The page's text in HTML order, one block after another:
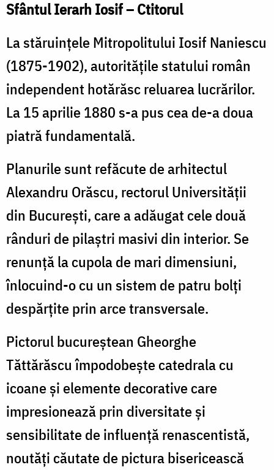
Sfântul Ierarh Iosif – Ctitorul
La stăruinţele Mitropolitului Iosif Naniescu
(1875-1902), autorităţile statului român
independent hotărăsc reluarea lucrărilor.
La 15 aprilie 1880 s-a pus cea de-a doua
piatră fundamentală.
Planurile sunt refăcute de arhitectul
Alexandru Orăscu, rectorul Universității
din Bucureşti, care a adăugat cele două
rânduri de pilaştri masivi din interior. Se
renunţă la cupola de mari dimensiuni,
înlocuind-o cu un sistem de patru bolţi
despărţite prin arce transversale.
Pictorul bucureştean Gheorghe
Tăttărăscu împodobeşte catedrala cu
icoane şi elemente decorative care
impresionează prin diversitate şi
sensibilitate de influenţă renascentistă,
noutăţi căutate de pictura bisericească